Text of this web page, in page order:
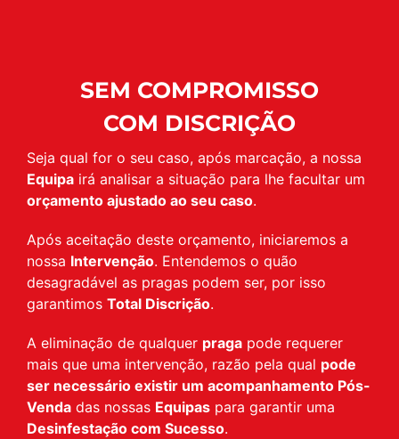
SEM COMPROMISSO
COM DISCRIÇÃO
Seja qual for o seu caso, após marcação, a nossa
Equipa irá analisar a situação para lhe facultar um
orçamento ajustado ao seu caso.
Após aceitação deste orçamento, iniciaremos a
nossa Intervenção. Entendemos o quão
desagradável as pragas podem ser, por isso
garantimos Total Discrição.
A eliminação de qualquer praga pode requerer
mais que uma intervenção, razão pela qual pode
ser necessário existir um acompanhamento Pós-
Venda das nossas Equipas para garantir uma
Desinfestação com Sucesso.